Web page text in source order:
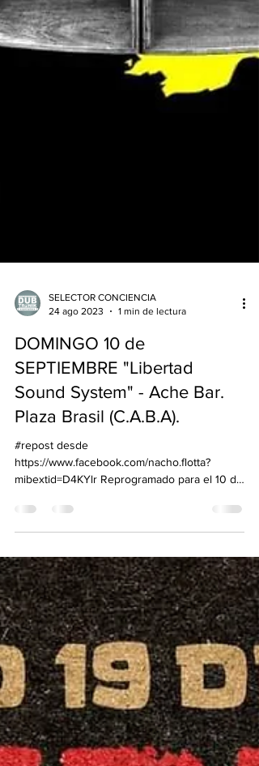
SELECTOR CONCIENCIA
DOMINGO 10 de
SEPTIEMBRE "Libertad
Sound System" - Ache Bar.
Plaza Brasil (C.A.B.A).
#repost desde
https://www.facebook.com/nacho.flotta?